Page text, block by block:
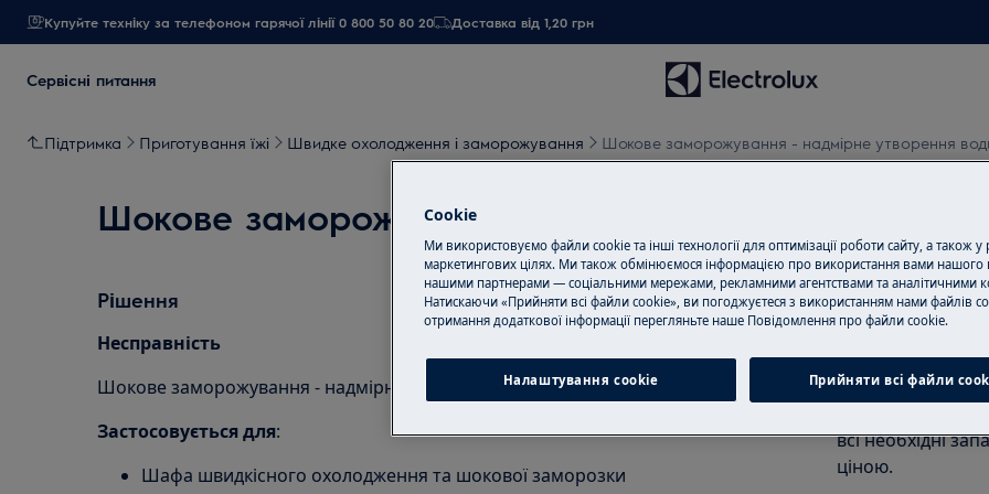
Купуйте техніку за телефоном гарячої лінії 0 800 50 80 20 Доставка від 1,20 грн
Сервісні питання
Підтримка Приготування їжі Швидке охолодження і заморожування Шокове заморожування - надмірне утворення
Шокове заморожування - надмірне утворення
Рішення
Несправність
Шокове заморожування - надмірне утворення води на дні порожнини
Застосовується для:
Шафа швидкісного охолодження та шокової заморозки
Замовити
Пропонуємо
нашими
обладнання і
всі необхідні
ціною.
Cookie
Ми використовуємо файли cookie та інші технології для оптимізації роботи сайту, а також у
маркетингових цілях. Ми також обмінюємося інформацією про використання вами нашого
нашими партнерами — соціальними мережами, рекламними агентствами та аналітичними
Натискаючи «Прийняти всі файли cookie», ви погоджуєтеся з використанням нами файлів
отримання додаткової інформації перегляньте наше Пoвідомлення прo файли cookie.
Налаштування cookie Прийняти всі файли